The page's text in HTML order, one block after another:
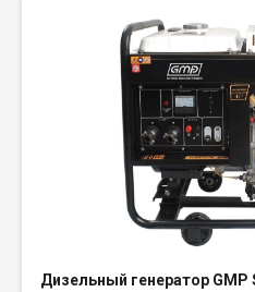
Дизельный генератор GMP